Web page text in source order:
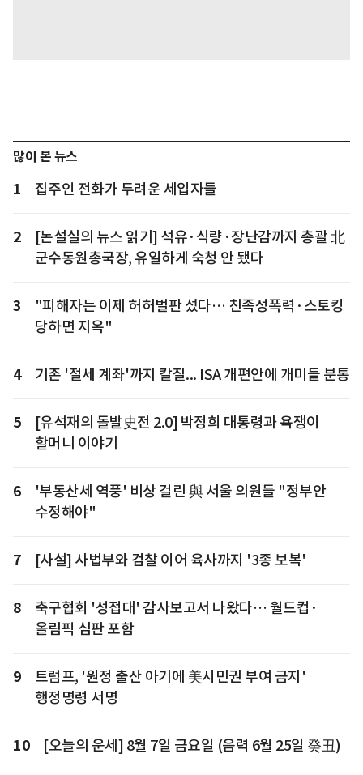
많이 본 뉴스
1 집주인 전화가 두려운 세입자들
2
[논설실의 뉴스 읽기] 석유·식량·장난감까지 총괄 北
군수동원총국장, 유일하게 숙청 안 됐다
3
"피해자는 이제 허허벌판 섰다… 친족성폭력·스토킹
당하면 지옥"
4 기존 '절세 계좌'까지 칼질... ISA 개편안에 개미들 분통
5
[유석재의 돌발史전 2.0] 박정희 대통령과 욕쟁이
할머니 이야기
6
'부동산세 역풍' 비상 걸린 與 서울 의원들 "정부안
수정해야"
7 [사설] 사법부와 검찰 이어 육사까지 '3종 보복'
8
축구협회 '성접대' 감사보고서 나왔다… 월드컵·
올림픽 심판 포함
9
트럼프, '원정 출산 아기에 美시민권 부여 금지'
행정명령 서명
10 [오늘의 운세] 8월 7일 금요일 (음력 6월 25일 癸丑)